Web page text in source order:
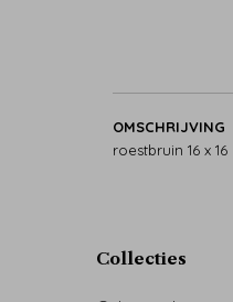
OMSCHRIJVING
roestbruin 16 x 16
Collecties